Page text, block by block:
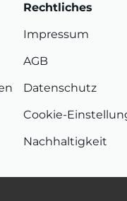
Rechtliches
Impressum
AGB
Datenschutz
Cookie-
Nachhaltigkeit